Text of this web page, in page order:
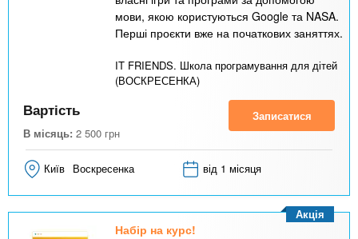
мови, якою користуються Google та NASA.
Перші проєкти вже на початкових заняттях.
IT FRIENDS. Школа програмування для дітей
(ВОСКРЕСЕНКА)
Вартість
В місяць: 2 500 грн
Записатися
Київ Воскресенка від 1 місяця
Набір на курс!
Акція